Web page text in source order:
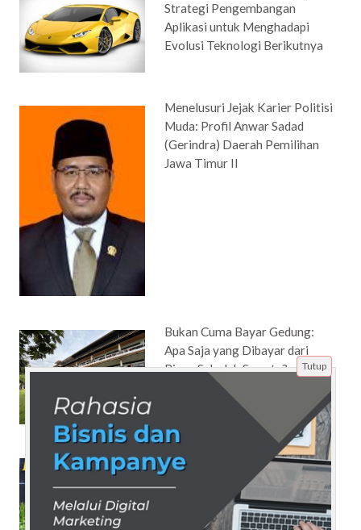
Strategi Pengembangan
Aplikasi untuk Menghadapi
Evolusi Teknologi Berikutnya
Menelusuri Jejak Karier Politisi
Muda: Profil Anwar Sadad
(Gerindra) Daerah Pemilihan
Jawa Timur II
Bukan Cuma Bayar Gedung:
Apa Saja yang Dibayar dari
Biaya Sekolah Swasta?
Mengapa Ma’soem University
Jadi Pilihan Tepat untuk Karier
di Bidang Sistem Informasi
Manajemen?
Tutup